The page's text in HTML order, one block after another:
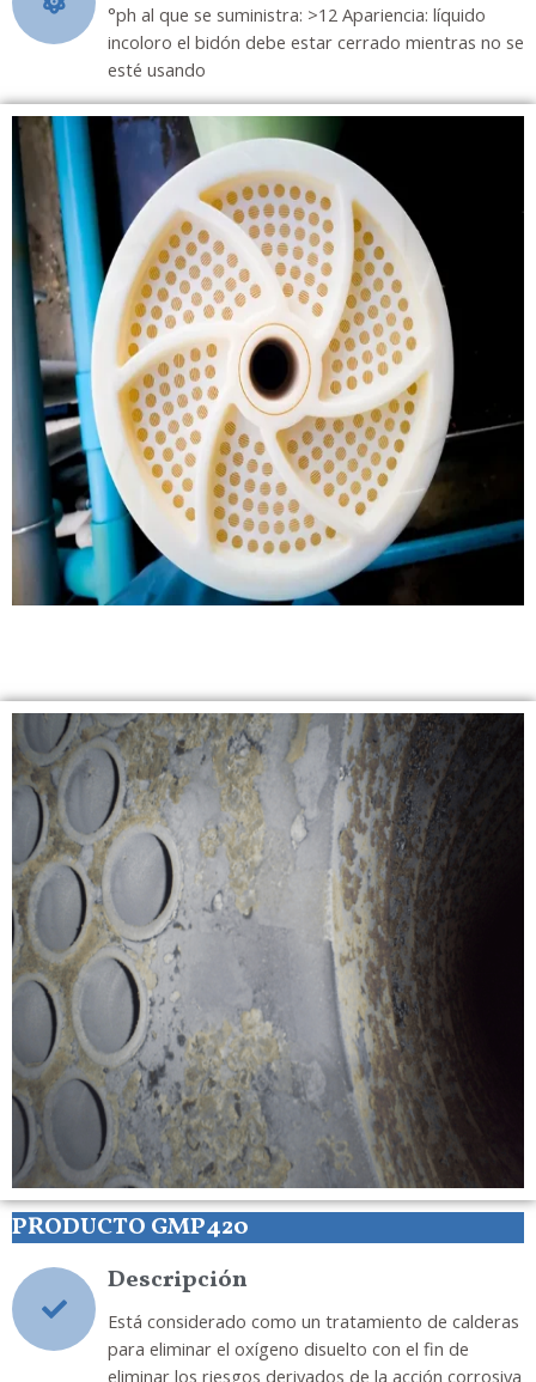
°ph al que se suministra: >12 Apariencia: líquido
incoloro el bidón debe estar cerrado mientras no se
esté usando
PRODUCTO GMP420
Descripción
Está considerado como un tratamiento de calderas
para eliminar el oxígeno disuelto con el fin de
eliminar los riesgos derivados de la acción corrosiva